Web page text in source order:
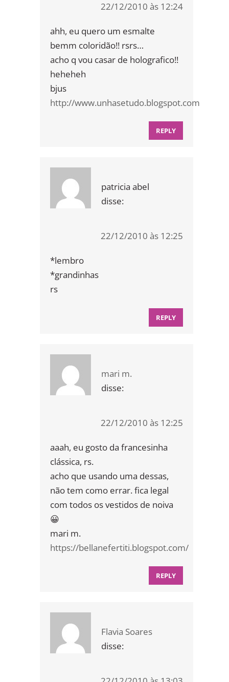
22/12/2010 às 12:24
ahh, eu quero um esmalte
bemm coloridão!! rsrs…
acho q vou casar de holografico!!
heheheh
bjus
http://www.unhasetudo.blogspot.com
REPLY
patricia abel
disse:
22/12/2010 às 12:25
*lembro
*grandinhas
rs
REPLY
mari m.
disse:
22/12/2010 às 12:25
aaah, eu gosto da francesinha
clássica, rs.
acho que usando uma dessas,
não tem como errar. fica legal
com todos os vestidos de noiva
😀
mari m.
https://bellanefertiti.blogspot.com/
REPLY
Flavia Soares
disse: